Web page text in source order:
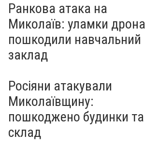
Ранкова атака на
Миколаїв: уламки дрона
пошкодили навчальний
заклад
Росіяни атакували
Миколаївщину:
пошкоджено будинки та
склад